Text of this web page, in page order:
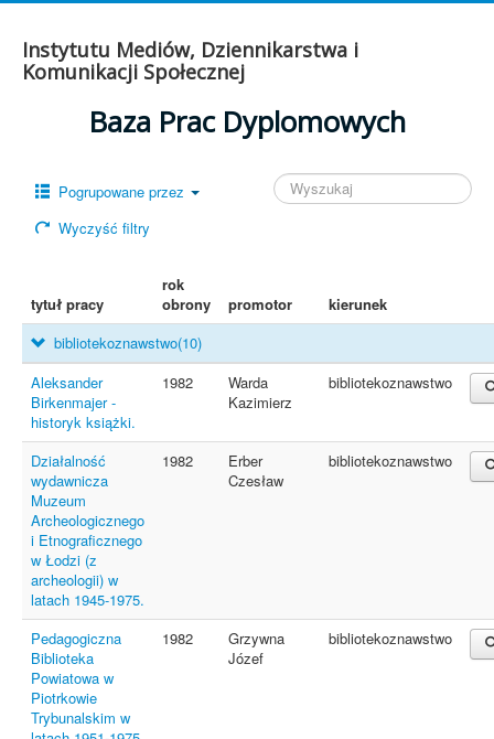
Instytutu Mediów, Dziennikarstwa i
Komunikacji Społecznej
Baza Prac Dyplomowych
Pogrupowane przez
Wyczyść filtry
tytuł pracy
rok
obrony
promotor kierunek
bibliotekoznawstwo(10)
Aleksander
Birkenmajer -
historyk książki.
1982
Warda
Kazimierz
bibliotekoznawstwo
Działalność
wydawnicza
Muzeum
Archeologicznego
i Etnograficznego
w Łodzi (z
archeologii) w
latach 1945-1975.
1982
Erber
Czesław
bibliotekoznawstwo
Pedagogiczna
Biblioteka
Powiatowa w
Piotrkowie
Trybunalskim w
1982
Grzywna
Józef
bibliotekoznawstwo